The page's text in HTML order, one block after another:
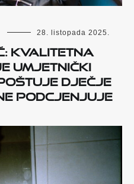
28. listopada 2025.
Kvalitetna
umjetnički
dječje
podcjenjuje